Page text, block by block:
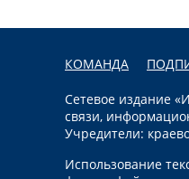
КОМАНДА
Сетевое издание
связи,
Учредители:
Использование